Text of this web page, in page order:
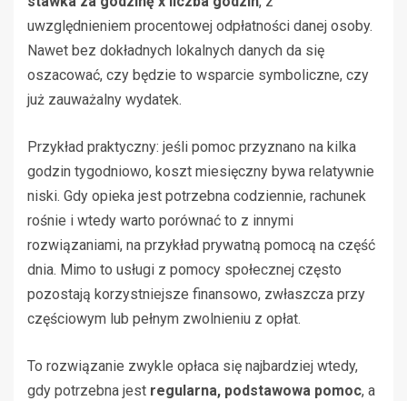
uwzględnieniem procentowej odpłatności danej osoby.
Nawet bez dokładnych lokalnych danych da się
oszacować, czy będzie to wsparcie symboliczne, czy
już zauważalny wydatek.
Przykład praktyczny: jeśli pomoc przyznano na kilka
godzin tygodniowo, koszt miesięczny bywa relatywnie
niski. Gdy opieka jest potrzebna codziennie, rachunek
rośnie i wtedy warto porównać to z innymi
rozwiązaniami, na przykład prywatną pomocą na część
dnia. Mimo to usługi z pomocy społecznej często
pozostają korzystniejsze finansowo, zwłaszcza przy
częściowym lub pełnym zwolnieniu z opłat.
To rozwiązanie zwykle opłaca się najbardziej wtedy,
gdy potrzebna jest regularna, podstawowa pomoc, a